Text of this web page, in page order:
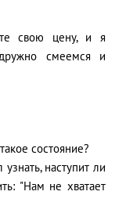
свою цену, и я
смеемся и
состояние?
наступит ли
"Нам не хватает